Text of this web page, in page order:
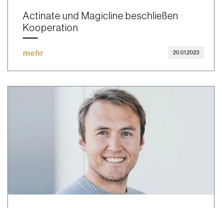
Actinate und Magicline beschließen
Kooperation
mehr 20.01.2023